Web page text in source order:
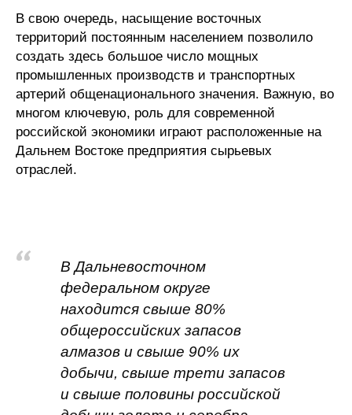
В свою очередь, насыщение восточных
территорий постоянным населением позволило
создать здесь большое число мощных
промышленных производств и транспортных
артерий общенационального значения. Важную, во
многом ключевую, роль для современной
российской экономики играют расположенные на
Дальнем Востоке предприятия сырьевых
отраслей.
В Дальневосточном
федеральном округе
находится свыше 80%
общероссийских запасов
алмазов и свыше 90% их
добычи, свыше трети запасов
и свыше половины российской